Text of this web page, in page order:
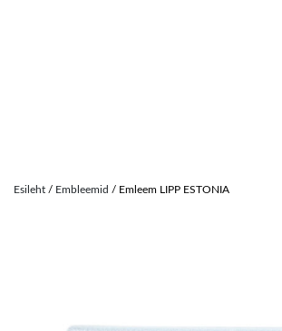
Esileht / Embleemid / Emleem LIPP ESTONIA